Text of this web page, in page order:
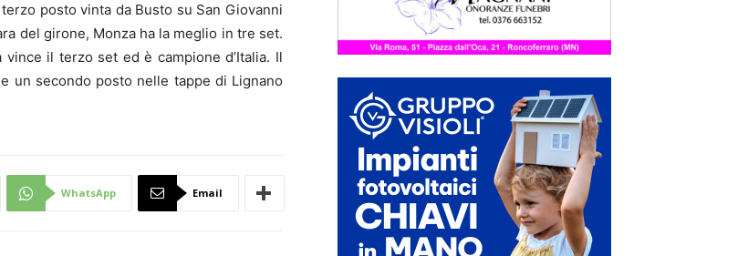
posto vinta da Busto su San Giovanni
del girone, Monza ha la meglio in tre set.
il terzo set ed è campione d’Italia. Il
un secondo posto nelle tappe di Lignano
WhatsApp Email